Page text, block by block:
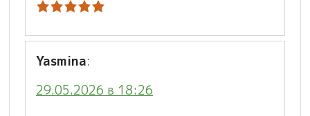
Yasmina:
29.05.2026 в 18:26